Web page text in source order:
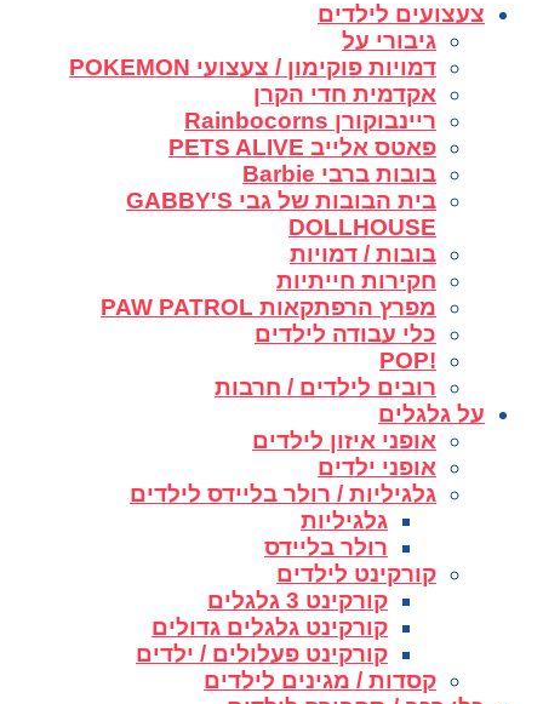
צעצועים לילדים
גיבורי על
דמויות פוקימון / צעצועי POKEMON
אקדמית חדי הקרן
ריינבוקורן Rainbocorns
פאטס אלייב PETS ALIVE
בובות ברבי Barbie
בית הבובות של גבי GABBY'S
DOLLHOUSE
בובות / דמויות
חקירות חייתיות
מפרץ הרפתקאות PAW PATROL
כלי עבודה לילדים
!POP
רובים לילדים / חרבות
על גלגלים
אופני איזון לילדים
אופני ילדים
גלגיליות / רולר בליידס לילדים
גלגיליות
רולר בליידס
קורקינט לילדים
קורקינט 3 גלגלים
קורקינט גלגלים גדולים
קורקינט פעלולים / ילדים
קסדות / מגינים לילדים